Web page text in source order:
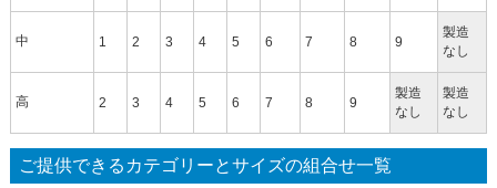
中 1 2 3 4 5 6 7 8 9
製造
なし
高 2 3 4 5 6 7 8 9
製造
なし
製造
なし
ご提供できるカテゴリーとサイズの組合せ一覧